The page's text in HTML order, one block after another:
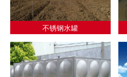
不锈钢水罐